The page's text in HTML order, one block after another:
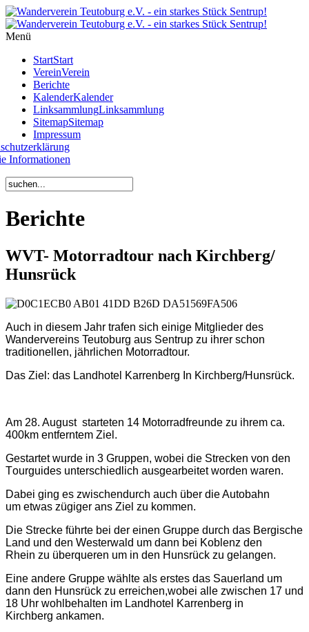
Menü
StartStart
VereinVerein
Berichte
KalenderKalender
LinksammlungLinksammlung
SitemapSitemap
Impressum
Informationen
Berichte
WVT- Motorradtour nach Kirchberg/
Hunsrück
Auch in diesem Jahr trafen sich einige Mitglieder des
Wandervereins Teutoburg aus Sentrup zu ihrer schon
traditionellen, jährlichen Motorradtour.
Das Ziel : das Landhotel Karrenberg In Kirchberg/Hunsrück.
Am 28. August starteten 14 Motorradfreunde zu ihrem ca.
400km entferntem Ziel.
Gestartet wurde in 3 Gruppen, wobei die Strecken von den
Tourguides unterschiedlich ausgearbeitet worden waren.
Dabei ging es zwischendurch auch über die Autobahn
um etwas zügiger ans Ziel zu kommen.
Die Strecke führte bei der einen Gruppe durch das Bergische
Land und den Westerwald um dann bei Koblenz den
Rhein zu überqueren um in den Hunsrück zu gelangen.
Eine andere Gruppe wählte als erstes das Sauerland um
dann den Hunsrück zu erreichen,wobei alle zwischen 17 und
18 Uhr wohlbehalten im Landhotel Karrenberg in
Kirchberg ankamen.
Year
Month
Year
Month